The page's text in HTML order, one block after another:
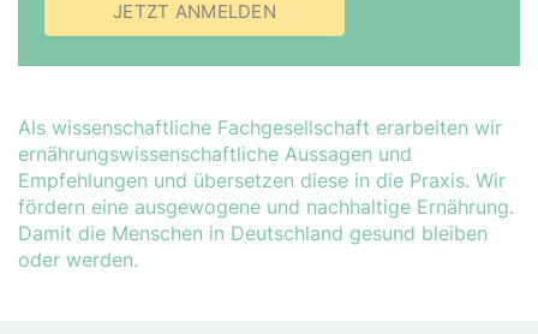
JETZT ANMELDEN
Als wissenschaftliche Fachgesellschaft erarbeiten wir
er­nähr­ungs­wis­sen­schaft­liche Aussagen und
Empfehlungen und übersetzen diese in die Praxis. Wir
fördern eine ausgewogene und nachhaltige Ernährung.
Damit die Menschen in Deutschland gesund bleiben
oder werden.